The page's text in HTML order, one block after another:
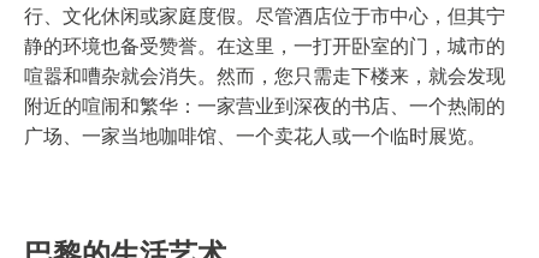
行、文化休闲或家庭度假。尽管酒店位于市中心，但其宁
静的环境也备受赞誉。在这里，一打开卧室的门，城市的
喧嚣和嘈杂就会消失。然而，您只需走下楼来，就会发现
附近的喧闹和繁华：一家营业到深夜的书店、一个热闹的
广场、一家当地咖啡馆、一个卖花人或一个临时展览。